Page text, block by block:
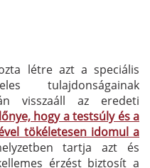
létre azt a speciális
tulajdonságainak
visszaáll az eredeti
hogy a testsúly és a
tökéletesen idomul a
tartja azt és
érzést biztosít a